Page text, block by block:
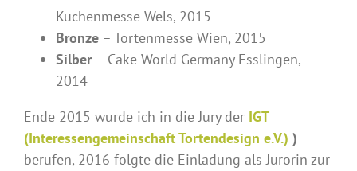
Kuchenmesse Wels, 2015
Bronze – Tortenmesse Wien, 2015
Silber– Cake World Germany Esslingen,
2014
Ende 2015 wurde ich in die Jury der IGT
(Interessengemeinschaft Tortendesign e.V.) )
berufen, 2016 folgte die Einladung als Jurorin zur